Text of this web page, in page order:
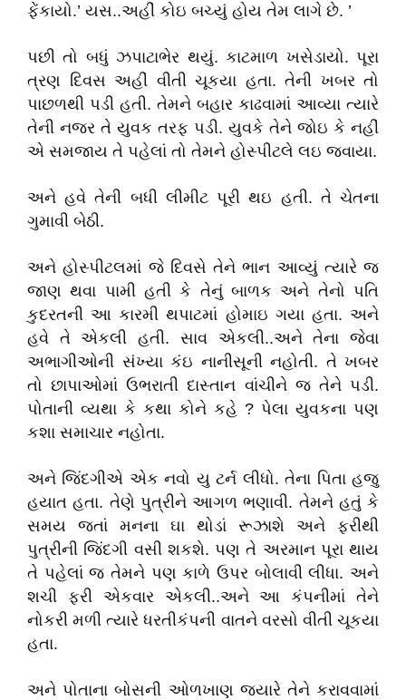
ફેંકાયો.’ યસ..અહીં કોઇ બચ્યું હોય તેમ લાગે છે. ’
પછી તો બધું ઝપાટાભેર થયું. કાટમાળ ખસેડાયો. પૂરા
ત્રણ દિવસ અહીં વીતી ચૂકયા હતા. તેની ખબર તો
પાછળથી પડી હતી. તેમને બહાર કાઢવામાં આવ્યા ત્યારે
તેની નજર તે યુવક તરફ પડી. યુવકે તેને જોઇ કે નહીં
એ સમજાય તે પહેલાં તો તેમને હોસ્પીટલે લઇ જવાયા.
અને હવે તેની બધી લીમીટ પૂરી થઇ હતી. તે ચેતના
ગુમાવી બેઠી.
અને હોસ્પીટલમાં જે દિવસે તેને ભાન આવ્યું ત્યારે જ
જાણ થવા પામી હતી કે તેનું બાળક અને તેનો પતિ
કુદરતની આ કારમી થપાટમાં હોમાઇ ગયા હતા. અને
હવે તે એકલી હતી. સાવ એકલી..અને તેના જેવા
અભાગીઓની સંખ્યા કંઇ નાનીસૂની નહોતી. તે ખબર
તો છાપાઓમાં ઉભરાતી દાસ્તાન વાંચીને જ તેને પડી.
પોતાની વ્યથા કે કથા કોને કહે ? પેલા યુવકના પણ
કશા સમાચાર નહોતા.
અને જિંદગીએ એક નવો યુ ટર્ન લીધો. તેના પિતા હજુ
હયાત હતા. તેણે પુત્રીને આગળ ભણાવી. તેમને હતું કે
સમય જતાં મનના ઘા થોડાં રૂઝાશે અને ફરીથી
પુત્રીની જિંદગી વસી શકશે. પણ તે અરમાન પૂરા થાય
તે પહેલાં જ તેમને પણ કાળે ઉપર બોલાવી લીધા. અને
શચી ફરી એકવાર એકલી..અને આ કંપનીમાં તેને
નોકરી મળી ત્યારે ધરતીકંપની વાતને વરસો વીતી ચૂકયા
હતા.
અને પોતાના બોસની ઓળખાણ જયારે તેને કરાવવામાં